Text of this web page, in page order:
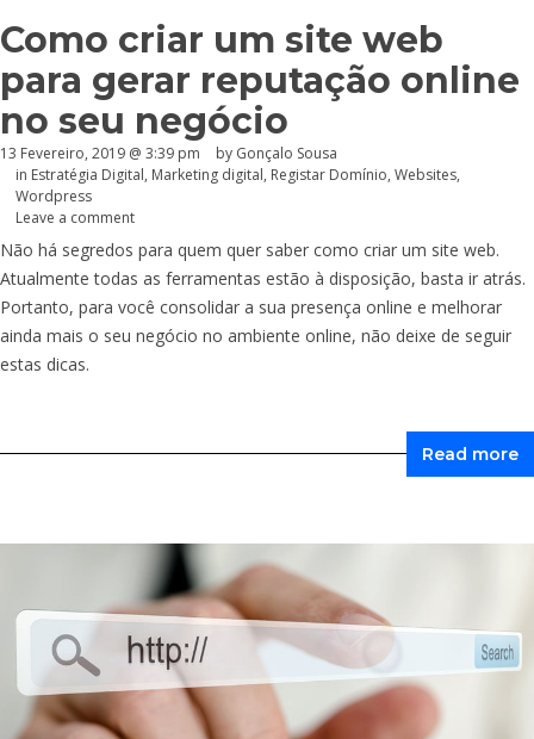
Como criar um site web
para gerar reputação online
no seu negócio
13 Fevereiro, 2019 @ 3:39 pm by Gonçalo Sousa
in Estratégia Digital, Marketing digital, Registar Domínio, Websites,
Wordpress
Leave a comment
Não há segredos para quem quer saber como criar um site web.
Atualmente todas as ferramentas estão à disposição, basta ir atrás.
Portanto, para você consolidar a sua presença online e melhorar
ainda mais o seu negócio no ambiente online, não deixe de seguir
estas dicas.
Read more